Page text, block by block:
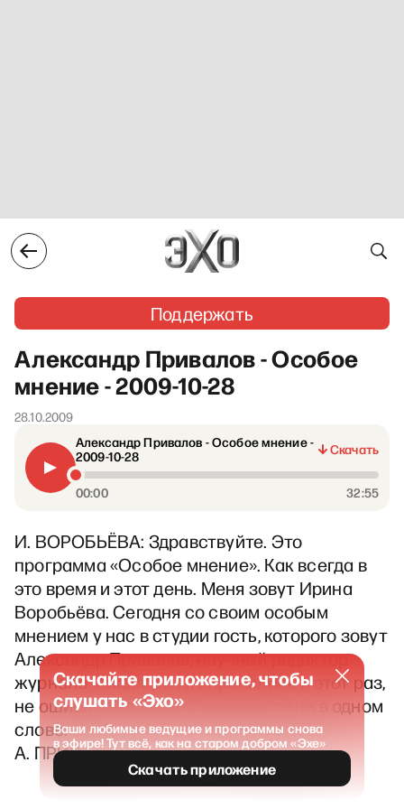
Поддержать
Александр Привалов - Особое
мнение - 2009-10-28
28.10.2009
Александр Привалов - Особое мнение -
2009-10-28
Скачать
00:00 32:55
И. ВОРОБЬЁВА: Здравствуйте. Это
программа «Особое мнение». Как всегда в
это время и этот день. Меня зовут Ирина
Воробьёва. Сегодня со своим особым
мнением у нас в студии гость, которого зовут
Александр Привалов, научный редактор
журнала «Эксперт», я справилась в этот раз,
не ошиблась в Вашей должности ни в одном
слове.
А. ПРИВАЛОВ: Я в Вас не сомневался.
Скачайте приложение, чтобы
слушать «Эхо»
Ваши любимые ведущие и программы снова
в эфире! Тут всё, как на старом добром «Эхе»
Скачать приложение